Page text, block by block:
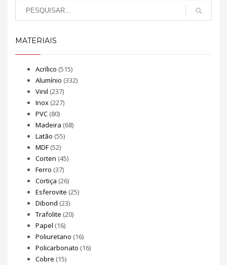
MATERIAIS
Acrílico (515)
Alumínio (332)
Vinil (237)
Inox (227)
PVC (80)
Madeira (68)
Latão (55)
MDF (52)
Corten (45)
Ferro (37)
Cortiça (26)
Esferovite (25)
Dibond (23)
Trafolite (20)
Papel (16)
Poliuretano (16)
Policarbonato (16)
Cobre (15)